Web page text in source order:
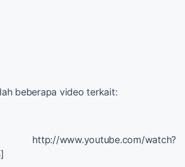
beberapa video terkait:
www.youtube.com/watch?